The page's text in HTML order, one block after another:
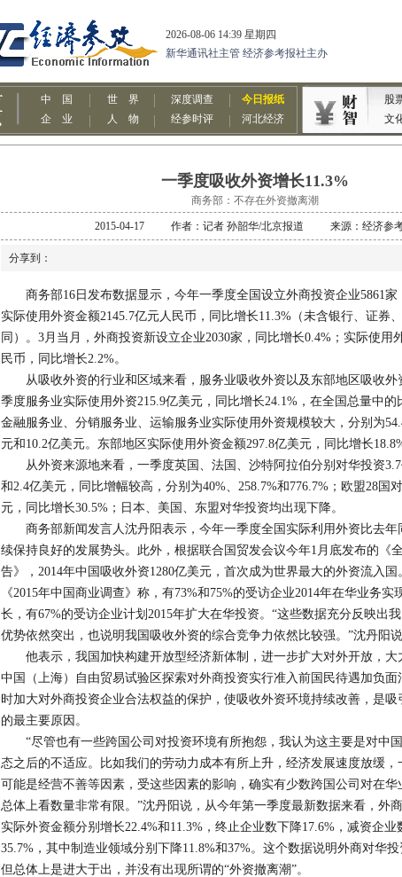
一季度吸收外资增长11.3%
商务部：不存在外资撤离潮
2015-04-17 作者：记者 孙韶华/北京报道 来源：经济参
分享到：
商务部16日发布数据显示，今年一季度全国设立外商投资企业5861家
实际使用外资金额2145.7亿元人民币，同比增长11.3%（未含银行、证券
同）。3月当月，外商投资新设立企业2030家，同比增长0.4%；实际使用
民币，同比增长2.2%。
从吸收外资的行业和区域来看，服务业吸收外资以及东部地区吸收外
季度服务业实际使用外资215.9亿美元，同比增长24.1%，在全国总量中的
金融服务业、分销服务业、运输服务业实际使用外资规模较大，分别为
元和10.2亿美元。东部地区实际使用外资金额297.8亿美元，同比增长
从外资来源地来看，一季度英国、法国、沙特阿拉伯分别对华投资3.7
和2.4亿美元，同比增幅较高，分别为40%、258.7%和776.7%；欧盟28国
元，同比增长30.5%；日本、美国、东盟对华投资均出现下降。
商务部新闻发言人沈丹阳表示，今年一季度全国实际利用外资比去年
续保持良好的发展势头。此外，根据联合国贸发会议今年1月底发布的《
告》，2014年中国吸收外资1280亿美元，首次成为世界最大的外资流入
《2015年中国商业调查》称，有73%和75%的受访企业2014年在华业务实
长，有67%的受访企业计划2015年扩大在华投资。“这些数据充分反映出
优势依然突出，也说明我国吸收外资的综合竞争力依然比较强。”沈丹阳说
他表示，我国加快构建开放型经济新体制，进一步扩大对外开放，大
中国（上海）自由贸易试验区探索对外商投资实行准入前国民待遇加负面
时加大对外商投资企业合法权益的保护，使吸收外资环境持续改善，是吸
的最主要原因。
“尽管也有一些跨国公司对投资环境有所抱怨，我认为这主要是对中
态之后的不适应。比如我们的劳动力成本有所上升，经济发展速度放缓
可能是经营不善等因素，受这些因素的影响，确实有少数跨国公司对在华
总体上看数量非常有限。”沈丹阳说，从今年第一季度最新数据来看，外
实际外资金额分别增长22.4%和11.3%，终止企业数下降17.6%，减资企业
35.7%，其中制造业领域分别下降11.8%和37%。这个数据说明外商对华投
但总体上是进大于出，并没有出现所谓的“外资撤离潮”。